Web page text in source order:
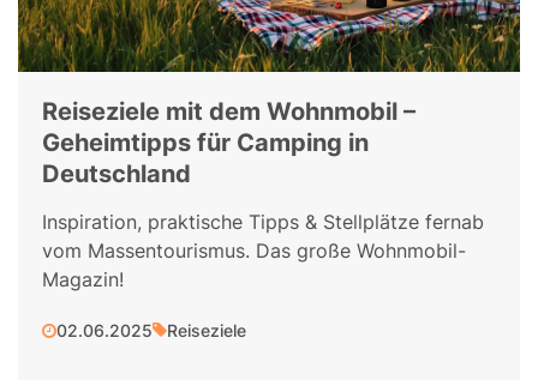
Reiseziele mit dem Wohnmobil –
Geheimtipps für Camping in
Deutschland
Inspiration, praktische Tipps & Stellplätze fernab
vom Massentourismus. Das große Wohnmobil-
Magazin!
02.06.2025 Reiseziele